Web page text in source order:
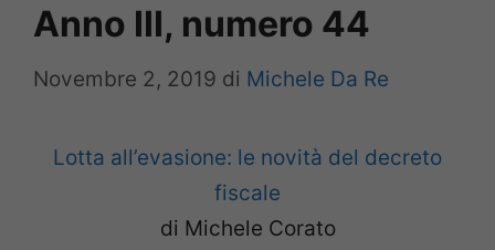
Anno III, numero 44
Novembre 2, 2019 di Michele Da Re
Lotta all’evasione: le novità del decreto
fiscale
di Michele Corato